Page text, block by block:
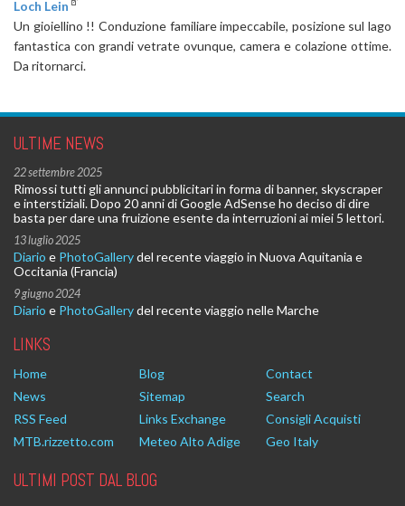
Loch Lein
Un gioiellino !! Conduzione familiare impeccabile, posizione sul lago
fantastica con grandi vetrate ovunque, camera e colazione ottime.
Da ritornarci.
ULTIME NEWS
22 settembre 2025
Rimossi tutti gli annunci pubblicitari in forma di banner, skyscraper
e interstiziali. Dopo 20 anni di Google AdSense ho deciso di dire
basta per dare una fruizione esente da interruzioni ai miei 5 lettori.
13 luglio 2025
Diario e PhotoGallerydel recente viaggio in Nuova Aquitania e
Occitania (Francia)
9 giugno 2024
Diario e PhotoGallerydel recente viaggio nelle Marche
LINKS
Home Blog
Contact
News
Sitemap
Search
RSS Feed
Links Exchange
Consigli Acquisti
MTB.rizzetto.com
Meteo Alto Adige Geo Italy
ULTIMI POST DAL BLOG